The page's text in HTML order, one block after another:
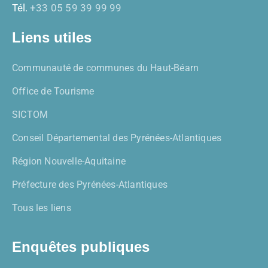
Tél. +33 05 59 39 99 99
Liens utiles
Communauté de communes du Haut-Béarn
Office de Tourisme
SICTOM
Conseil Départemental des Pyrénées-Atlantiques
Région Nouvelle-Aquitaine
Préfecture des Pyrénées-Atlantiques
Tous les liens
Enquêtes publiques